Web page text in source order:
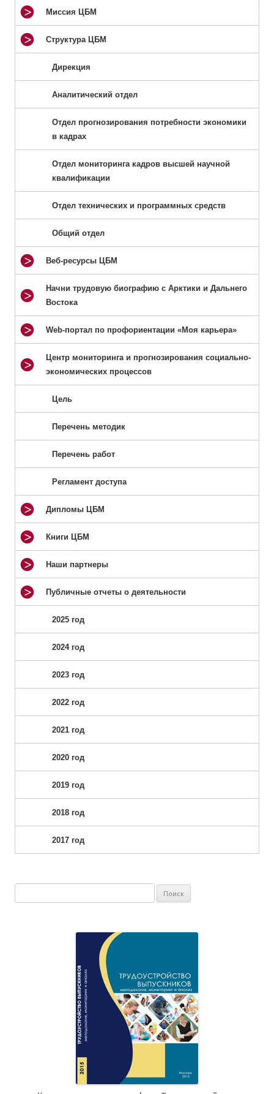
Миссия ЦБМ
Структура ЦБМ
Дирекция
Аналитический отдел
Отдел прогнозирования потребности экономики
в кадрах
Отдел мониторинга кадров высшей научной
квалификации
Отдел технических и программных средств
Общий отдел
Веб-ресурсы ЦБМ
Начни трудовую биографию с Арктики и Дальнего
Востока
Web-портал по профориентации «Моя карьера»
Центр мониторинга и прогнозирования социально-
экономических процессов
Цель
Перечень методик
Перечень работ
Регламент доступа
Дипломы ЦБМ
Книги ЦБМ
Наши партнеры
Публичные отчеты о деятельности
2025 год
2024 год
2023 год
2022 год
2021 год
2020 год
2019 год
2018 год
2017 год